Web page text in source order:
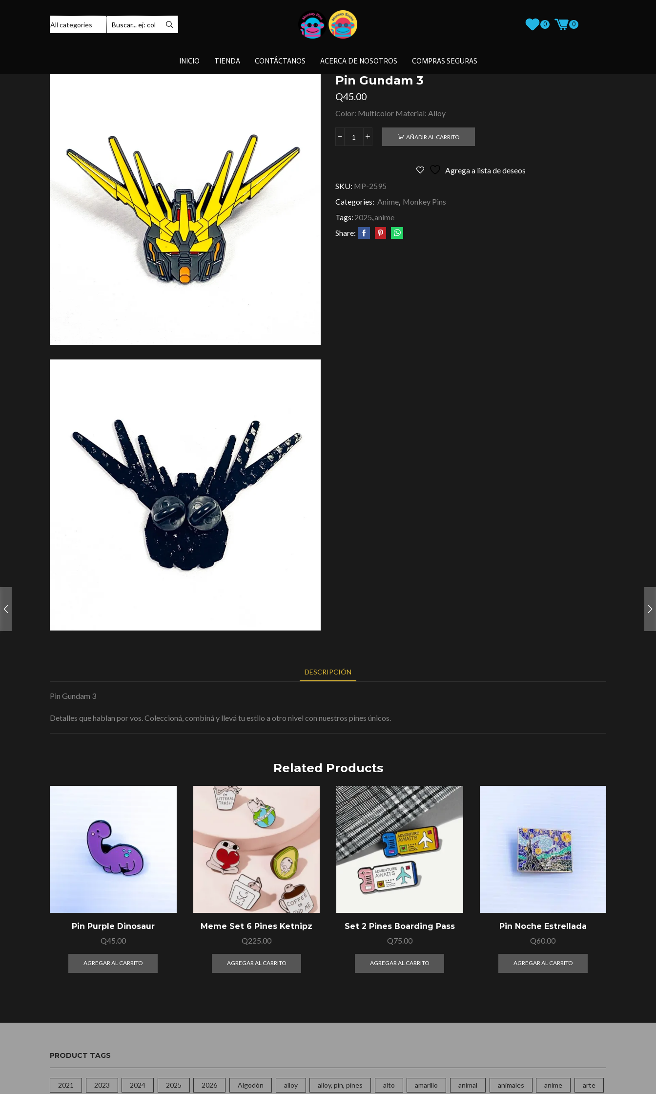
0 0
INICIO TIENDA CONTÁCTANOS ACERCA DE NOSOTROS COMPRAS SEGURAS
Pin Gundam 3
Q45.00
Color: Multicolor Material: Alloy
AÑADIR AL CARRITO
Agrega a lista de deseos
SKU: MP-2595
Categories: Anime, Monkey Pins
Tags: 2025,anime
Share:
DESCRIPCIÓN
Pin Gundam 3
Detalles que hablan por vos. Coleccioná, combiná y llevá tu estilo a otro nivel con nuestros pines únicos.
Related Products
Pin Purple Dinosaur
Q45.00
AGREGAR AL CARRITO
Meme Set 6 Pines Ketnipz
Q225.00
AGREGAR AL CARRITO
Set 2 Pines Boarding Pass
Q75.00
AGREGAR AL CARRITO
Pin Noche Estrellada
Q60.00
AGREGAR AL CARRITO
PRODUCT TAGS
2021 2023 2024 2025 2026 Algodón alloy alloy, pin, pines alto amarillo animal animales anime arte